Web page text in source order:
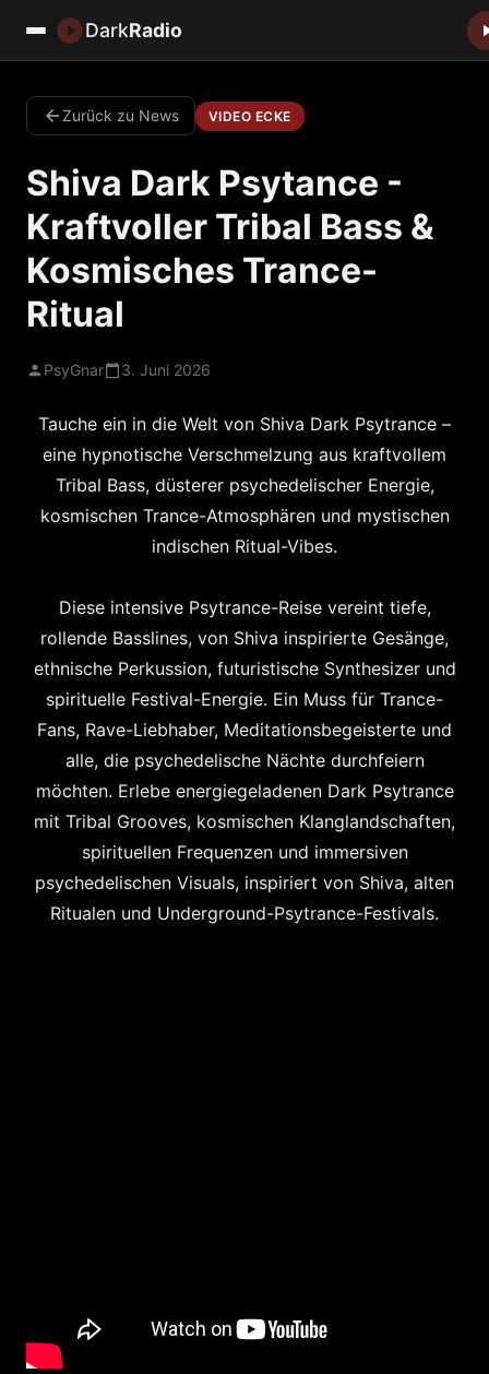
DarkRadio
Zurück zu News VIDEO ECKE
Shiva Dark Psytance -
Kraftvoller Tribal Bass &
Kosmisches Trance-
Ritual
PsyGnar 3. Juni 2026
Tauche ein in die Welt von Shiva Dark Psytrance –
eine hypnotische Verschmelzung aus kraftvollem
Tribal Bass, düsterer psychedelischer Energie,
kosmischen Trance-Atmosphären und mystischen
indischen Ritual-Vibes.
Diese intensive Psytrance-Reise vereint tiefe,
rollende Basslines, von Shiva inspirierte Gesänge,
ethnische Perkussion, futuristische Synthesizer und
spirituelle Festival-Energie. Ein Muss für Trance-
Fans, Rave-Liebhaber, Meditationsbegeisterte und
alle, die psychedelische Nächte durchfeiern
möchten. Erlebe energiegeladenen Dark Psytrance
mit Tribal Grooves, kosmischen Klanglandschaften,
spirituellen Frequenzen und immersiven
psychedelischen Visuals, inspiriert von Shiva, alten
Ritualen und Underground-Psytrance-Festivals.